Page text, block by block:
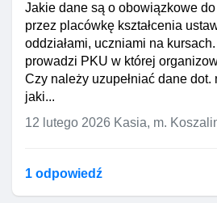
Jakie dane są o obowiązkowe
przez placówkę kształcenia
oddziałami, uczniami na
prowadzi PKU w której
Czy należy uzupełniać dane
jaki...
12 lutego 2026 Kasia, m.
1 odpowiedź